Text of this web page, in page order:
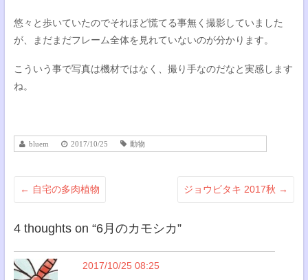
悠々と歩いていたのでそれほど慌てる事無く撮影していました
が、まだまだフレーム全体を見れていないのが分かります。
こういう事で写真は機材ではなく、撮り手なのだなと実感します
ね。
bluem 2017/10/25 動物
← 自宅の多肉植物 ジョウビタキ 2017秋 →
4 thoughts on “6月のカモシカ”
2017/10/25 08:25